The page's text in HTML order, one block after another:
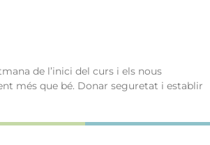
de l’inici del curs i els nous
més que bé. Donar seguretat i establir